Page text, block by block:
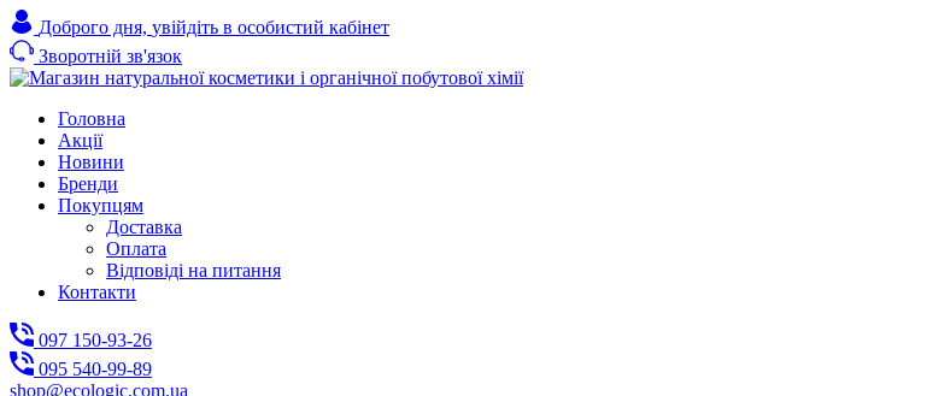
Доброго дня, увійдіть в особистий кабінет
Зворотній зв'язок
Головна
Акції
Новини
Бренди
Покупцям
Доставка
Оплата
Відповіді на питання
Контакти
097 150-93-26
095 540-99-89
shoр@ecologic.com.ua